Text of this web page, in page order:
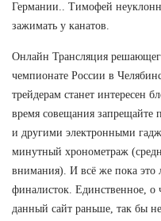
Германии.. Тимофей
зажимать у канатов.
Онлайн Трансляция
чемпионате России в
трейдерам станет интересен
время совещания запрещайте
и другими электронными
минутный хронометраж
внимания). И всё же пока это
финалисток. Единственное,
данный сайт раньше, так бы